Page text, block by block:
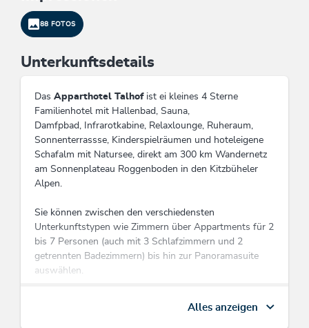
88 FOTOS
Unterkunftsdetails
Das Apparthotel Talhofist ei kleines 4 Sterne
Familienhotel mit Hallenbad, Sauna,
Damfpbad, Infrarotkabine, Relaxlounge, Ruheraum,
Sonnenterrassse, Kinderspielräumen und hoteleigene
Schafalm mit Natursee, direkt am 300 km Wandernetz
am Sonnenplateau Roggenboden in den Kitzbüheler
Alpen.
Sie können zwischen den verschiedensten
Unterkunftstypen wie Zimmern über Appartments für 2
bis 7 Personen (auch mit 3 Schlafzimmern und 2
getrennten Badezimmern) bis hin zur Panoramasuite
auswählen.
Alles anzeigen